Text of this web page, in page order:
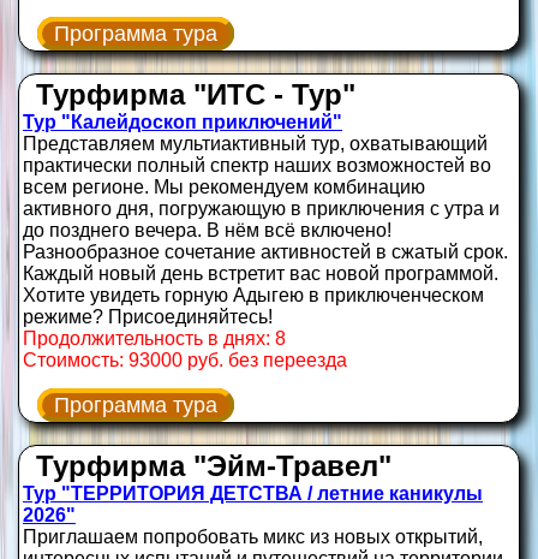
Программа тура
Турфирма "ИТС - Тур"
Тур "Калейдоскоп приключений"
Представляем мультиактивный тур, охватывающий
практически полный спектр наших возможностей во
всем регионе. Мы рекомендуем комбинацию
активного дня, погружающую в приключения с утра и
до позднего вечера. В нём всё включено!
Разнообразное сочетание активностей в сжатый срок.
Каждый новый день встретит вас новой программой.
Хотите увидеть горную Адыгею в приключенческом
режиме? Присоединяйтесь!
Продолжительность в днях: 8
Стоимость: 93000 руб. без переезда
Программа тура
Турфирма "Эйм-Травел"
Тур "ТЕРРИТОРИЯ ДЕТСТВА / летние каникулы
2026"
Приглашаем попробовать микс из новых открытий,